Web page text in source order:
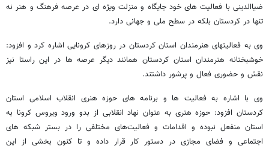
ضیاالدینی با فعالیت های خود جایگاه و منزلت ویژه ای در عرصه فرهنگ و هنر نه
تنها در کردستان بلکه در سطح ملی و جهانی دارد.
وی به فعالیتهای هنرمندان استان کردستان در روزهای کرونایی اشاره کرد و افزود:
خوشبختانه هنرمندان استان کردستان همانند دیگر عرصه ها در این راستا نیز
نقش و حضوری فعال و پرشور داشتند.
وی با اشاره به فعالیت ها و برنامه های حوزه هنری انقلاب اسلامی استان
کردستان افزود: حوزه هنری به عنوان نهاد انقلابی از بدو ورود ویروس کرونا به
استان منفعل نبوده و اقدامات و فعالیت‌های مختلفی را در بستر شبکه های
اجتماعی و فضای مجازی در دستور کار قرار داده و تا کنون بخشی از این